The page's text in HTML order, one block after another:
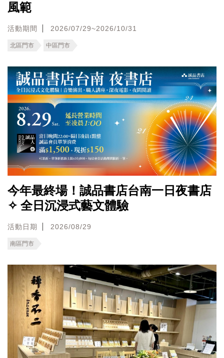
風範
活動期間 2026/07/29~2026/10/31
北區門市 中區門市
今年最終場！誠品書店台南一日夜書店
✧ 全日沉浸式藝文體驗
活動日期 2026/08/29
南區門市